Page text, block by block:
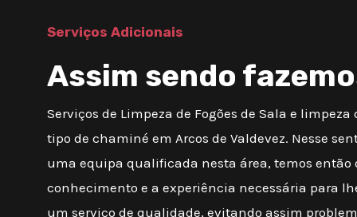
Serviços Adicionais
Assim sendo
Serviços de Limpeza de Fogões de Sala e
tipo de chaminé em Arcos de Valdevez. Nesse
uma equipa qualificada nesta área, temos então
conhecimento e a experiência necessária para
um serviço de qualidade, evitando assim